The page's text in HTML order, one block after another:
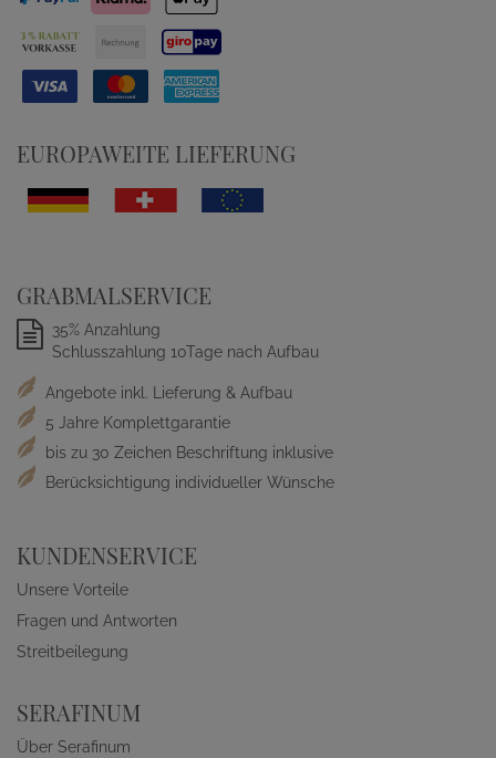
EUROPAWEITE LIEFERUNG
GRABMALSERVICE
35% Anzahlung
Schlusszahlung 10Tage nach Aufbau
Angebote inkl. Lieferung & Aufbau
5 Jahre Komplettgarantie
bis zu 30 Zeichen Beschriftung inklusive
Berücksichtigung individueller Wünsche
KUNDENSERVICE
Unsere Vorteile
Fragen und Antworten
Streitbeilegung
SERAFINUM
Über Serafinum